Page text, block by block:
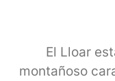
El Lloar
montañoso